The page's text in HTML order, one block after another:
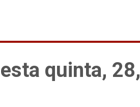
quinta, 28,